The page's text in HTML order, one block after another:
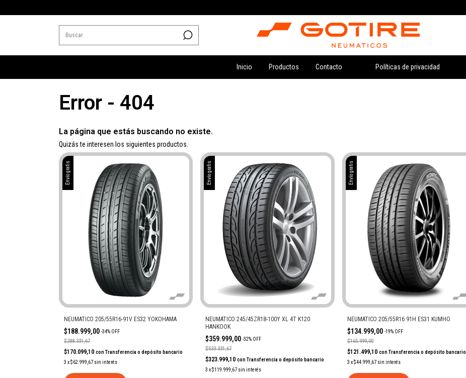
Inicio Productos Contacto Políticas de privacidad
Error - 404
La página que estás buscando no existe.
Quizás te interesen los siguientes productos.
Envío gratis
NEUMATICO 205/55R16-91V ES32 YOKOHAMA
$188.999,00 -34% OFF
$288.331,67
$170.099,10 con Transferencia o depósito bancario
3 x$62.999,67 sin interés
Envío gratis
NEUMATICO 245/45ZR18-100Y XL 4T K120
HANKOOK
$359.999,00-32% OFF
$533.331,67
$323.999,10con Transferencia o depósito bancario
3 x$119.999,67 sin interés
Envío gratis
NEUMATICO 205/55R16 91H ES31 KUMHO
$134.999,00 -19% OFF
$165.999,00
$121.499,10 con Transferencia o depósito bancario
3 x$44.999,67 sin interés